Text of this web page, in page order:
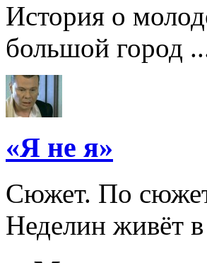
История о
большой город
«Я не я»
Сюжет. По
Неделин живёт